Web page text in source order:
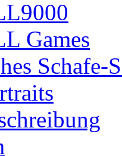
Games
Schafe-